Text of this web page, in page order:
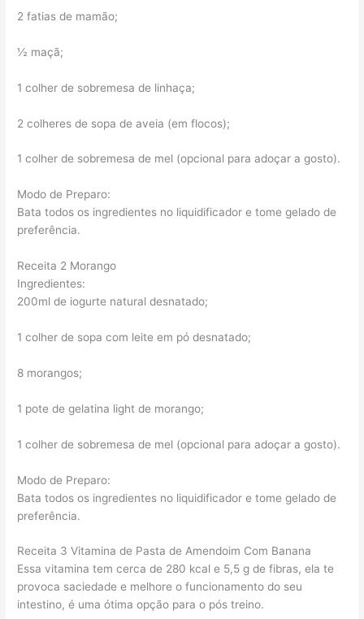
2 fatias de mamão;
½ maçã;
1 colher de sobremesa de linhaça;
2 colheres de sopa de aveia (em flocos);
1 colher de sobremesa de mel (opcional para adoçar a gosto).
Modo de Preparo:
Bata todos os ingredientes no liquidificador e tome gelado de
preferência.
Receita 2 Morango
Ingredientes:
200ml de iogurte natural desnatado;
1 colher de sopa com leite em pó desnatado;
8 morangos;
1 pote de gelatina light de morango;
1 colher de sobremesa de mel (opcional para adoçar a gosto).
Modo de Preparo:
Bata todos os ingredientes no liquidificador e tome gelado de
preferência.
Receita 3 Vitamina de Pasta de Amendoim Com Banana
Essa vitamina tem cerca de 280 kcal e 5,5 g de fibras, ela te
provoca saciedade e melhore o funcionamento do seu
intestino, é uma ótima opção para o pós treino.